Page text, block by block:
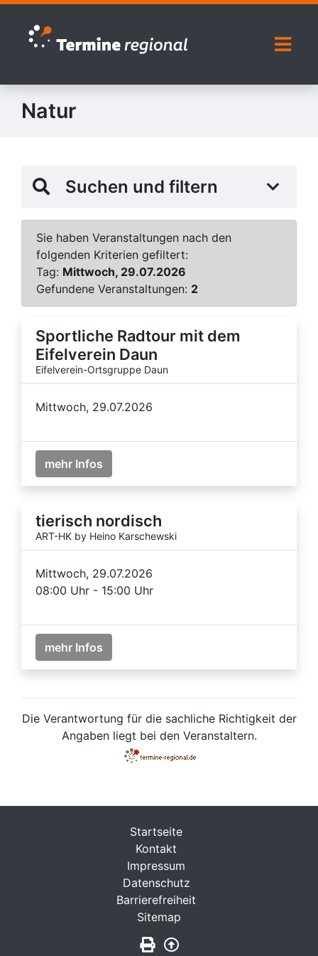
Zur Navigation springen
Zum Inhalt springen
Natur
Suchen und filtern
Sie haben Veranstaltungen nach den
folgenden Kriterien gefiltert:
Tag: Mittwoch, 29.07.2026
Gefundene Veranstaltungen: 2
Sportliche Radtour mit dem
Eifelverein Daun
Eifelverein-Ortsgruppe Daun
Mittwoch, 29.07.2026
mehr Infos
tierisch nordisch
ART-HK by Heino Karschewski
Mittwoch, 29.07.2026
08:00 Uhr - 15:00 Uhr
mehr Infos
Die Verantwortung für die sachliche Richtigkeit der
Angaben liegt bei den Veranstaltern.
Startseite
Kontakt
Impressum
Datenschutz
Barrierefreiheit
Sitemap
Seite drucken
Zurück nach oben